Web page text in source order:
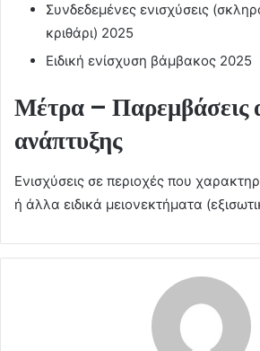
Συνδεδεμένες ενισχύσεις
κριθάρι) 2025
Ειδική ενίσχυση βάμβακος 2025
Μέτρα – Παρεμβάσεις
ανάπτυξης
Ενισχύσεις σε περιοχές που
ή άλλα ειδικά μειονεκτήματα